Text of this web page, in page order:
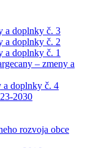
a doplnky č. 3
a doplnky č. 2
a doplnky č. 1
– zmeny a
a doplnky č. 4
2030
rozvoja obce